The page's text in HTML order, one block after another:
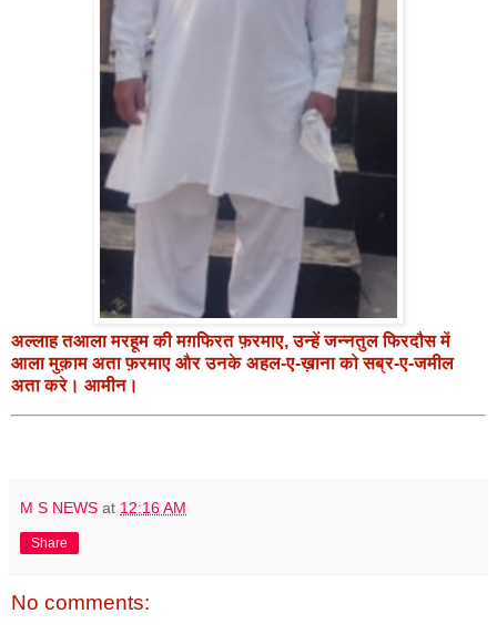
अल्लाह तआला मरहूम की मग़फिरत फ़रमाए, उन्हें जन्नतुल फिरदौस में
आला मुक़ाम अता फ़रमाए और उनके अहल-ए-ख़ाना को सब्र-ए-जमील
अता करे। आमीन।
M S NEWS at 12:16 AM
Share
No comments: